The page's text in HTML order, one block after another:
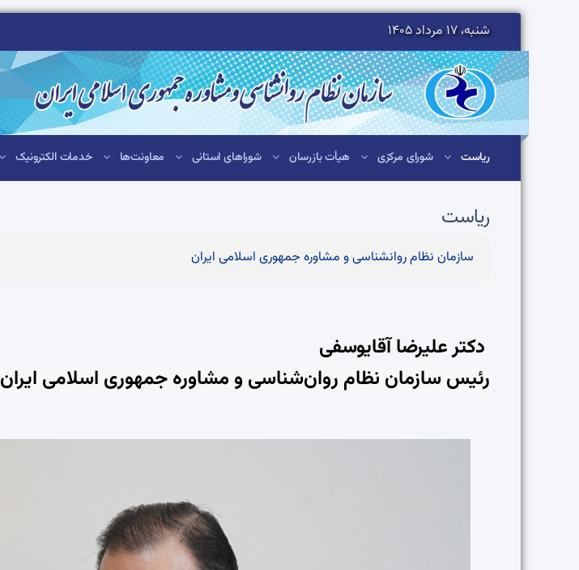
شنبه، 17 مرداد 1405
ریاست شورای مرکزی هیأت بازرسان شوراهای استانی معاونت‌ها خدمات الکترونیک
ریاست
سازمان نظام روانشناسی و مشاوره جمهوری اسلامی ایران
دکتر علیرضا آقا‌یوسفی
رئیس سازمان نظام روان‌شناسی و مشاوره جمهوری اسلامی ایران